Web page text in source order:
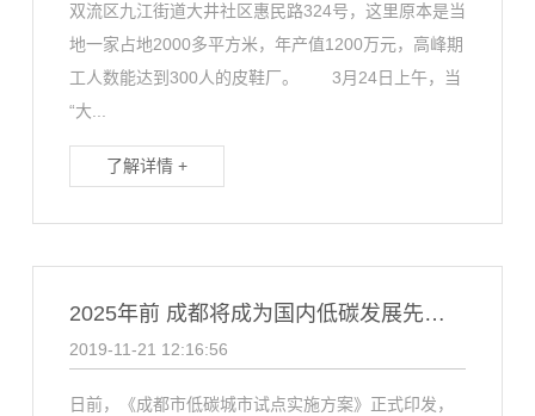
双流区九江街道大井社区惠民路324号，这里原本是当
地一家占地2000多平方米，年产值1200万元，高峰期
工人数能达到300人的皮鞋厂。 3月24日上午，当
“大...
了解详情 +
2025年前 成都将成为国内低碳发展先进城市
2019-11-21 12:16:56
日前，《成都市低碳城市试点实施方案》正式印发，